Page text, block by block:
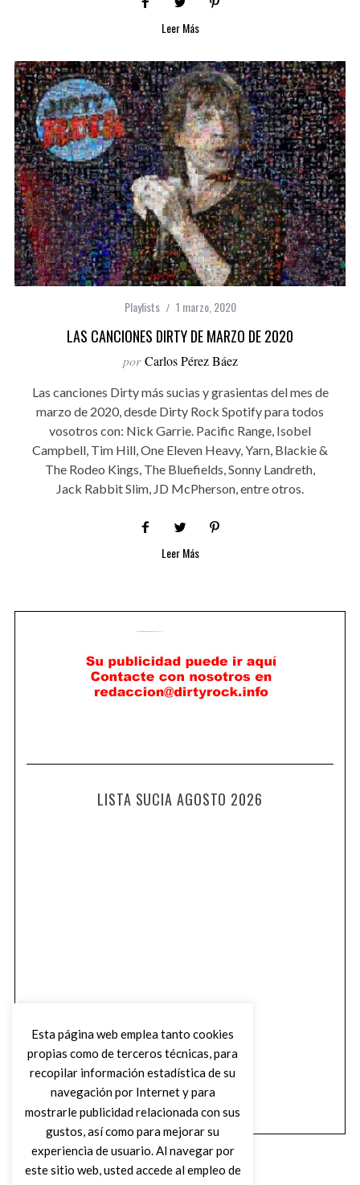
Leer Más
Playlists 1 marzo, 2020
LAS CANCIONES DIRTY DE MARZO DE 2020
por Carlos Pérez Báez
Las canciones Dirty más sucias y grasientas del mes de
marzo de 2020, desde Dirty Rock Spotify para todos
vosotros con: Nick Garrie. Pacific Range, Isobel
Campbell, Tim Hill, One Eleven Heavy, Yarn, Blackie &
The Rodeo Kings, The Bluefields, Sonny Landreth,
Jack Rabbit Slim, JD McPherson, entre otros.
Leer Más
LISTA SUCIA AGOSTO 2026
Esta página web emplea tanto cookies
propias como de terceros técnicas, para
recopilar información estadística de su
navegación por Internet y para
mostrarle publicidad relacionada con sus
gustos, así como para mejorar su
experiencia de usuario. Al navegar por
este sitio web, usted accede al empleo de